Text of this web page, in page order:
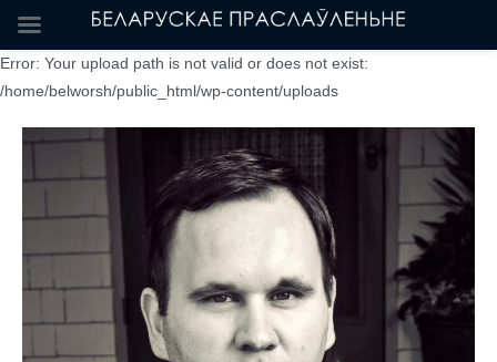
Error: Your upload path is not valid or does not exist:
/home/belworsh/public_html/wp-content/uploads